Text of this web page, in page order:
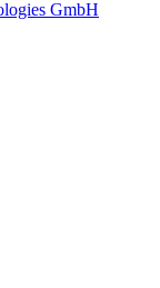
GmbH